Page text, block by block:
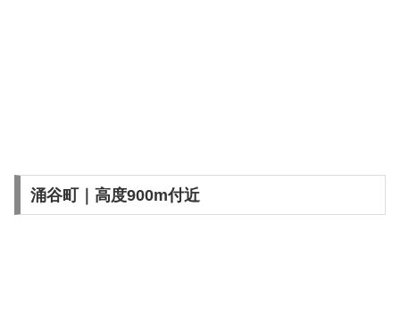
涌谷町｜高度900m付近